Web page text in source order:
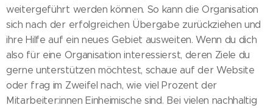
weitergeführt werden können. So kann die Organisation
sich nach der erfolgreichen Übergabe zurückziehen und
ihre Hilfe auf ein neues Gebiet ausweiten. Wenn du dich
also für eine Organisation interessierst, deren Ziele du
gerne unterstützen möchtest, schaue auf der Website
oder frag im Zweifel nach, wie viel Prozent der
Mitarbeiter:innen Einheimische sind. Bei vielen nachhaltig